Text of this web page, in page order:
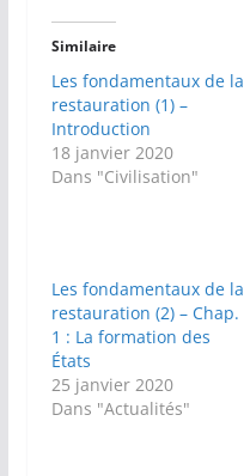
Similaire
Les fondamentaux de la
restauration (1) –
Introduction
18 janvier 2020
Dans "Civilisation"
Les fondamentaux de la
restauration (2) – Chap.
1 : La formation des
États
25 janvier 2020
Dans "Actualités"